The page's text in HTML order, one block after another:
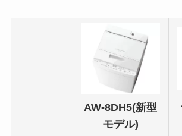
AW-8DH5(新型
モデル)